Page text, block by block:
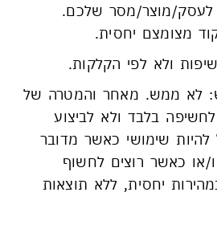
לעסק/מוצר/מסר שלכם.
מצומצם יחסית.
ולא לפי הקלקות.
לא ממש. מאחר והמטרה של
בלבד ולא לביצוע
להיות שימושי כאשר מדובר
או כאשר רוצים לחשוף
יחסית, ללא תוצאות